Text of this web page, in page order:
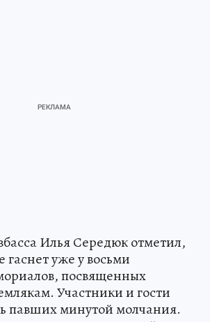
Илья Середюк отметил,
гаснет уже у восьми
посвященных
Участники и гости
павших минутой молчания.